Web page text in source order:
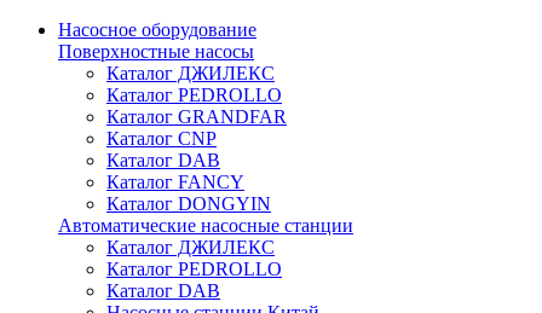
Насосное оборудование
Поверхностные насосы
Каталог ДЖИЛЕКС
Каталог PEDROLLO
Каталог GRANDFAR
Каталог CNP
Каталог DAB
Каталог FANCY
Каталог DONGYIN
Автоматические насосные станции
Каталог ДЖИЛЕКС
Каталог PEDROLLO
Каталог DAB